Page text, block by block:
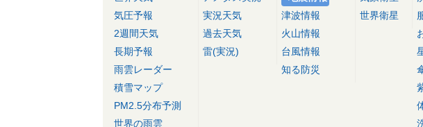
気圧予報
2週間天気
長期予報
雨雲レーダー
積雪マップ
PM2.5分布予測
世界の雨雲
実況天気
過去天気
雷(実況)
津波情報
火山情報
台風情報
知る防災
世界衛星